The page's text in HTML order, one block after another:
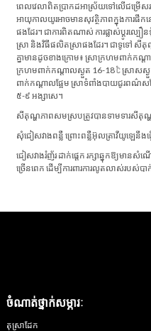
ពេលវេលាពិតប្រាកដអាស្រ័យទៅលើជម្រើស
អាយុកាលយូរអាចមានសុវត្ថិភាពក្នុងការផឹកន
ផងដែរ។ ជាការពិតណាស់ ការផ្លាស់ប្តូរល្
ស្រា និងវិធីផលិតស្រាផងដែរ។ ជាទូទៅ សីតុណ្
គ្នាមានដូចខាងក្រោម៖ ស្រាក្រហមពាក់កណ្
ក្រហមពាក់កណ្តាលស្ងួត 16-18 ℃ ស្រាសស្
ពាក់កណ្តាលផ្អែម ស្រាទំពាំងបាយជូរពណ៌ស
៥-៩ អង្សាសេ។
សីតុណ្ហភាពសមស្របត្រូវបានទាមទារសីតុណ្ហ
សុំ​ជៀសវាង​ពន្លឺ ព្រោះ​ពន្លឺ​អ៊ុលត្រាវីយូឡេ​នឹង​ធ្
ជៀសវាងរំញ័រ ដាក់ផ្ដេក រក្សាឆ្នុកឱ្យមា
ច្រើនពេក ដើម្បីការពារការលូតលាស់របស់បា
ចំណាត់ថ្នាក់សម្ភារៈ
តុស្រាដែក